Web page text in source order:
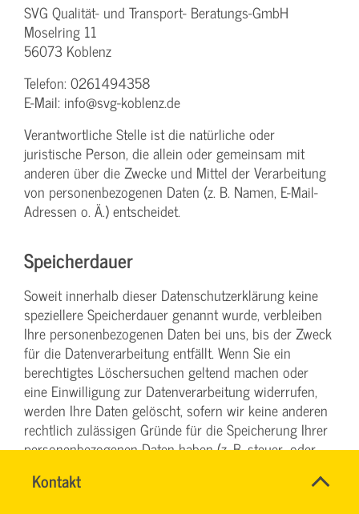
Kontakt
Name*
SVG Qualität- und Transport- Beratungs-GmbH
Moselring 11
56073 Koblenz
Telefon: 0261494358
E-Mail: info@svg-koblenz.de
Verantwortliche Stelle ist die natürliche oder
juristische Person, die allein oder gemeinsam mit
anderen über die Zwecke und Mittel der Verarbeitung
von personenbezogenen Daten (z. B. Namen, E-Mail-
Adressen o. Ä.) entscheidet.
Speicherdauer
Soweit innerhalb dieser Datenschutzerklärung keine
speziellere Speicherdauer genannt wurde, verbleiben
Ihre personenbezogenen Daten bei uns, bis der Zweck
für die Datenverarbeitung entfällt. Wenn Sie ein
berechtigtes Löschersuchen geltend machen oder
eine Einwilligung zur Datenverarbeitung widerrufen,
werden Ihre Daten gelöscht, sofern wir keine anderen
rechtlich zulässigen Gründe für die Speicherung Ihrer
personenbezogenen Daten haben (z. B. steuer- oder
letztgenannten Fall erfolgt die Löschung nach Fortfall